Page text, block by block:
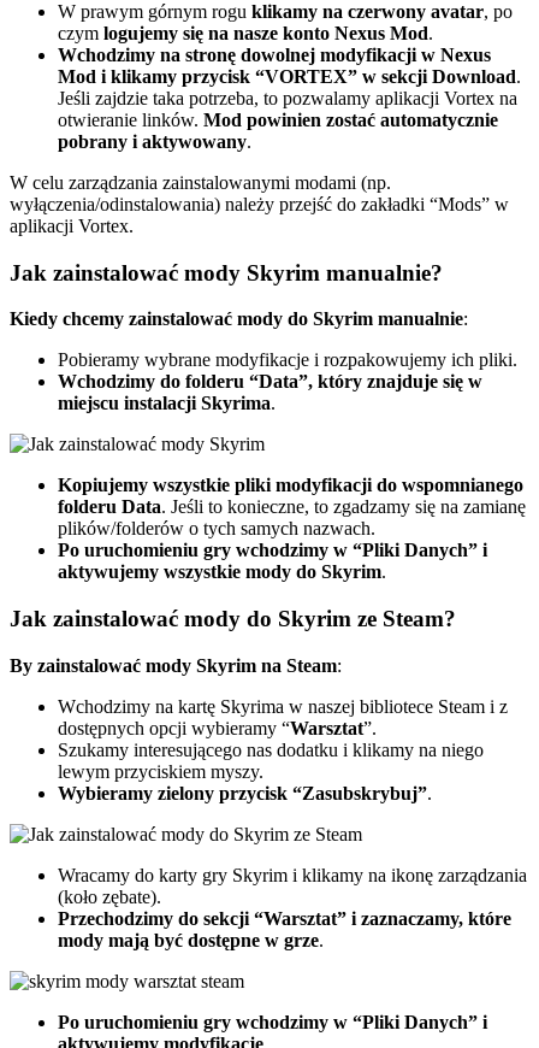
W prawym górnym rogu klikamy na czerwony avatar, po
czym logujemy się na nasze konto Nexus Mod.
Wchodzimy na stronę dowolnej modyfikacji w Nexus
Mod i klikamy przycisk “VORTEX” w sekcji Download.
Jeśli zajdzie taka potrzeba, to pozwalamy aplikacji Vortex na
otwieranie linków. Mod powinien zostać automatycznie
pobrany i aktywowany.
W celu zarządzania zainstalowanymi modami (np.
wyłączenia/odinstalowania) należy przejść do zakładki “Mods” w
aplikacji Vortex.
Jak zainstalować mody Skyrim manualnie?
Kiedy chcemy zainstalować mody do Skyrim manualnie:
Pobieramy wybrane modyfikacje i rozpakowujemy ich pliki.
Wchodzimy do folderu “Data”, który znajduje się w
miejscu instalacji Skyrima.
Kopiujemy wszystkie pliki modyfikacji do wspomnianego
folderu Data. Jeśli to konieczne, to zgadzamy się na zamianę
plików/folderów o tych samych nazwach.
Po uruchomieniu gry wchodzimy w “Pliki Danych” i
aktywujemy wszystkie mody do Skyrim.
Jak zainstalować mody do Skyrim ze Steam?
By zainstalować mody Skyrim na Steam:
Wchodzimy na kartę Skyrima w naszej bibliotece Steam i z
dostępnych opcji wybieramy “Warsztat”.
Szukamy interesującego nas dodatku i klikamy na niego
lewym przyciskiem myszy.
Wybieramy zielony przycisk “Zasubskrybuj”.
Wracamy do karty gry Skyrim i klikamy na ikonę zarządzania
(koło zębate).
Przechodzimy do sekcji “Warsztat” i zaznaczamy, które
mody mają być dostępne w grze.
Po uruchomieniu gry wchodzimy w “Pliki Danych” i
aktywujemy modyfikację